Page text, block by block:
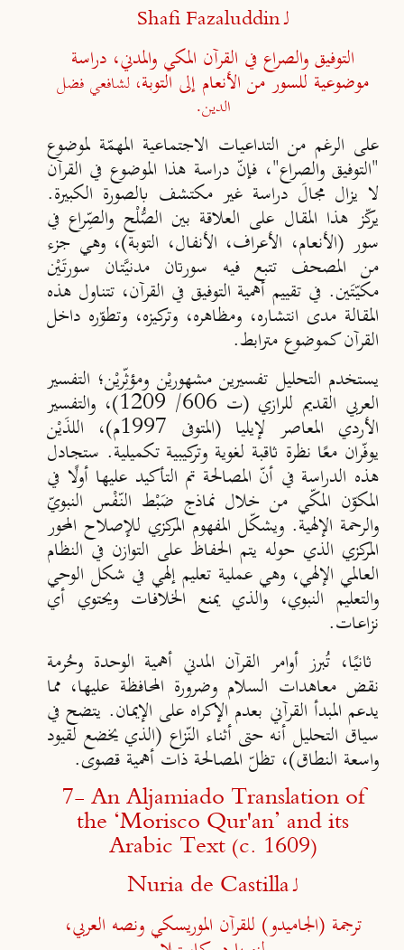
لـShafi Fazaluddin
التوفيق والصراع في القرآن المكي والمدني، دراسة
موضوعية للسور من الأنعام إلى التوبة، لشافعي فضل
الدين.
على الرغم من التداعيات الاجتماعية المهمّة لموضوع
"التوفيق والصراع"، فإنّ دراسة هذا الموضوع في القرآن
لا يزال مجالَ دراسة غير مكتشف بالصورة الكبيرة.
يركّز هذا المقال على العلاقة بين الصُّلْح والصِّراع في
سور (الأنعام، الأعراف، الأنفال، التوبة)، وهي جزء
من المصحف تتبع فيه سورتان مدنيَّتان سورتَيْن
مكيّـتَين. في تقييم أهمية التوفيق في القرآن، تتناول هذه
المقالة مدى انتشاره، ومظاهره، وتركيزه، وتطوّره داخل
القرآن كموضوع مترابط.
يستخدم التحليل تفسيرين مشهوريْن ومؤثِّريْن؛ التفسير
العربي القديم للرازي (ت 606/ 1209)، والتفسير
الأردي المعاصر لإيليا (المتوفى 1997م)، اللذَيْن
يوفّران معًا نظرة ثاقبة لغوية وتركيبية تكميلية. ستجادل
هذه الدراسة في أنّ المصالحة تم التأكيد عليها أولًا في
المكوّن المكّي من خلال نماذج ضَبْط النّفْس النبويّ
والرحمة الإلهية. ويشكّل المفهوم المركزي للإصلاح المحور
المركزي الذي حوله يتم الحفاظ على التوازن في النظام
العالمي الإلهي، وهي عملية تعليم إلهي في شكل الوحي
والتعليم النبوي، والذي يمنع الخلافات ويحتوي أي
نزاعات.
ثانيًا، تُبرز أوامر القرآن المدني أهمية الوحدة وحُرمة
نقض معاهدات السلام وضرورة المحافظة عليها، مما
يدعم المبدأ القرآني بعدم الإكراه على الإيمان. يتضح في
سياق التحليل أنه حتى أثناء النّزاع (الذي يخضع لقيود
واسعة النطاق)، تظلّ المصالحة ذات أهمية قصوى.
7- An Aljamiado Translation of
the ‘Morisco Qur'an’ and its
Arabic Text (c. 1609)
لـNuria de Castilla
ترجمة (الجاميدو) للقرآن الموريسكي ونصه العربي،